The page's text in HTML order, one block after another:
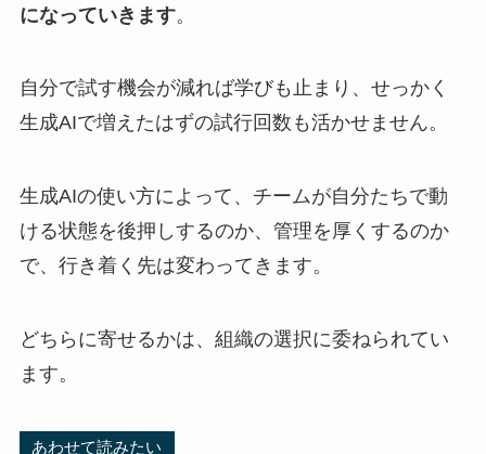
になっていきます。
自分で試す機会が減れば学びも止まり、せっかく
生成AIで増えたはずの試行回数も活かせません。
生成AIの使い方によって、チームが自分たちで動
ける状態を後押しするのか、管理を厚くするのか
で、行き着く先は変わってきます。
どちらに寄せるかは、組織の選択に委ねられてい
ます。
あわせて読みたい